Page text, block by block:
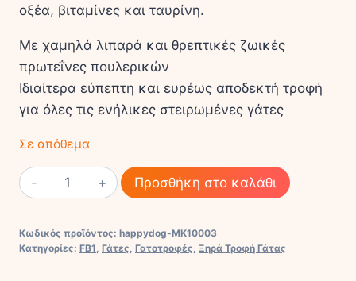
οξέα, βιταμίνες και ταυρίνη.
Με χαμηλά λιπαρά και θρεπτικές ζωικές
πρωτεΐνες πουλερικών
Ιδιαίτερα εύπεπτη και ευρέως αποδεκτή τροφή
για όλες τις ενήλικες στειρωμένες γάτες
Σε απόθεμα
Happy
Cat
Sterilised
Προσθήκη στο καλάθι
Κωδικός προϊόντος: happydog-MK10003
Κατηγορίες: FB1 Γάτες Γατοτροφές Ξηρά Τροφή Γάτας